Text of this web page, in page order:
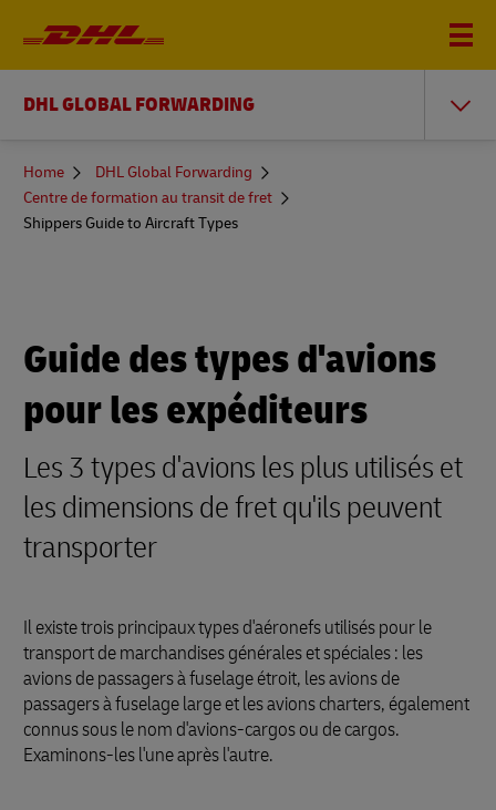
DHL GLOBAL FORWARDING
You
here
Home
DHL Global Forwarding
Centre de formation au transit de fret
Shippers Guide to Aircraft Types
Guide des types d'avions
pour les expéditeurs
Les 3 types d'avions les plus utilisés et
les dimensions de fret qu'ils peuvent
transporter
Il existe trois principaux types d'aéronefs utilisés pour le
transport de marchandises générales et spéciales : les
avions de passagers à fuselage étroit, les avions de
passagers à fuselage large et les avions charters, également
connus sous le nom d'avions-cargos ou de cargos.
Examinons-les l'une après l'autre.